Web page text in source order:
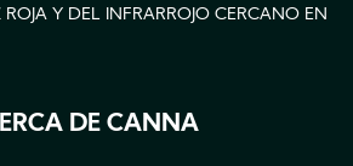
Y DEL INFRARROJO CERCANO EN
DE CANNA